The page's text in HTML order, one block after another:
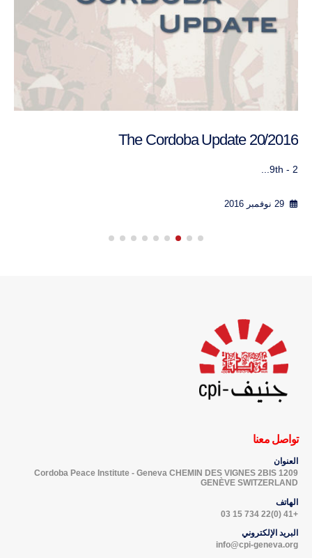
The Cordoba Update 20/2016
9th - 2...
تواصل معنا
العنوان
Cordoba Peace Institute - Geneva CHEMIN DES VIGNES 2BIS 1209
GENÈVE SWITZERLAND
الهاتف
+41 (0)22 734 15 03
البريد الإلكتروني
info@cpi-geneva.org